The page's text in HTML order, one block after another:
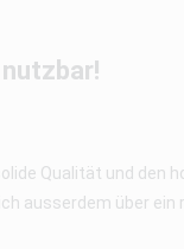
Qualität und
ausserdem über